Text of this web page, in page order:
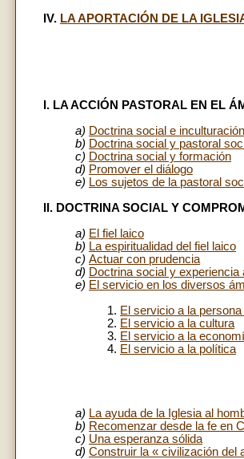
IV. LA APORTACIÓN DE LA
I. LA ACCIÓN PASTORAL EN EL
a) Doctrina social e
b) Doctrina social y pastoral
c) Doctrina social y formación
d) Promover el diálogo
e) Los sujetos de la pastoral
II. DOCTRINA SOCIAL Y
a) El fiel laico
b) La espiritualidad del fiel laico
c) Actuar con prudencia
d) Doctrina social y experiencia
e) El servicio en los diversos
1. El servicio a la
2. El servicio a la cultura
3. El servicio a la
4. El servicio a la política
a) La ayuda de la Iglesia al
b) Recomenzar desde la fe en
c) Una esperanza sólida
d) Construir la « civilización del